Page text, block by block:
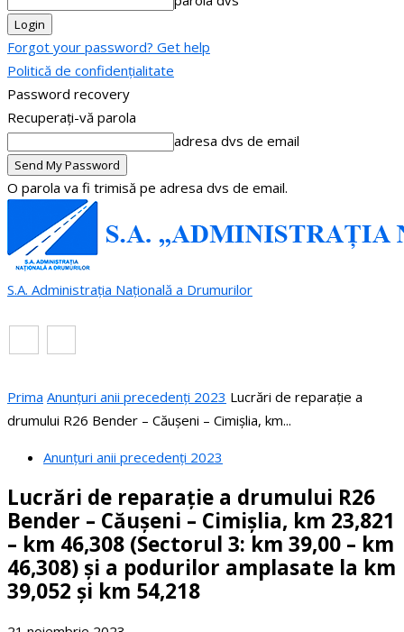
Forgot your password? Get help
Politică de confidențialitate
Password recovery
Recuperați-vă parola
adresa dvs de email
O parola va fi trimisă pe adresa dvs de email.
S.A. Administrația Națională a Drumurilor
Prima Anunțuri anii precedenți 2023 Lucrări de reparație a
drumului R26 Bender – Căușeni – Cimișlia, km...
Anunțuri anii precedenți 2023
Lucrări de reparație a drumului R26
Bender – Căușeni – Cimișlia, km 23,821
– km 46,308 (Sectorul 3: km 39,00 – km
46,308) și a podurilor amplasate la km
39,052 și km 54,218